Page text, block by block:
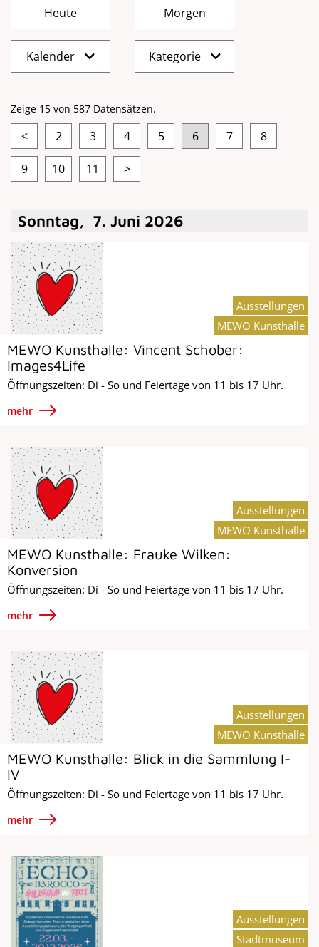
Kalender Kategorie
Zeige 15 von 587 Datensätzen.
< 2 3 4 5 6 7 8
9 10 11 >
Sonntag, 7. Juni 2026
MEWO Kunsthalle: Vincent Schober:
Images4Life
Öffnungszeiten: Di - So und Feiertage von 11 bis 17 Uhr.
mehr
Ausstellungen
MEWO Kunsthalle
MEWO Kunsthalle: Frauke Wilken:
Konversion
Öffnungszeiten: Di - So und Feiertage von 11 bis 17 Uhr.
mehr
Ausstellungen
MEWO Kunsthalle
MEWO Kunsthalle: Blick in die Sammlung I-
IV
Öffnungszeiten: Di - So und Feiertage von 11 bis 17 Uhr.
mehr
Ausstellungen
MEWO Kunsthalle
Ausstellungen
Stadtmuseum